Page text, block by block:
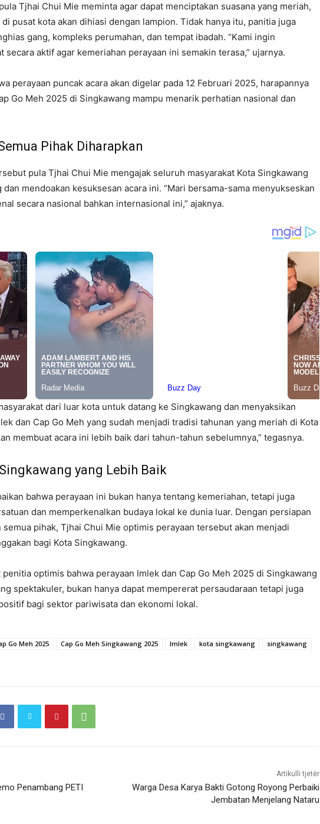
Tjhai Chui Mie meminta agar dapat menciptakan suasana yang meriah,
pusat kota akan dihiasi dengan lampion. Tidak hanya itu, panitia juga
gang, kompleks perumahan, dan tempat ibadah. “Kami ingin
secara aktif agar kemeriahan perayaan ini semakin terasa,” ujarnya.
perayaan puncak acara akan digelar pada 12 Februari 2025, harapannya
Go Meh 2025 di Singkawang mampu menarik perhatian nasional dan
Pihak Diharapkan
pula Tjhai Chui Mie mengajak seluruh masyarakat Kota Singkawang
mendoakan kesuksesan acara ini. “Mari bersama-sama menyukseskan
secara nasional bahkan internasional ini,” ajaknya.
dari luar kota untuk datang ke Singkawang dan menyaksikan
dan Cap Go Meh yang sudah menjadi tradisi tahunan yang meriah di Kota
membuat acara ini lebih baik dari tahun-tahun sebelumnya,” tegasnya.
yang Lebih Baik
bahwa perayaan ini bukan hanya tentang kemeriahan, tetapi juga
dan memperkenalkan budaya lokal ke dunia luar. Dengan persiapan
semua pihak, Tjhai Chui Mie optimis perayaan tersebut akan menjadi
bagi Kota Singkawang.
optimis bahwa perayaan Imlek dan Cap Go Meh 2025 di Singkawang
spektakuler, bukan hanya dapat mempererat persaudaraan tetapi juga
bagi sektor pariwisata dan ekonomi lokal.
Go Meh 2025 Cap Go Meh Singkawang 2025 Imlek kota singkawang
singkawang
Penambang PETI
Artikulli tjetër
Warga Desa Karya Bakti Gotong Royong Perbaiki
Jembatan Menjelang Nataru